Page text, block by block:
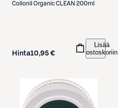
Collonil Organic CLEAN 200ml
Hinta10,95 €
Lisää
ostoskoriin